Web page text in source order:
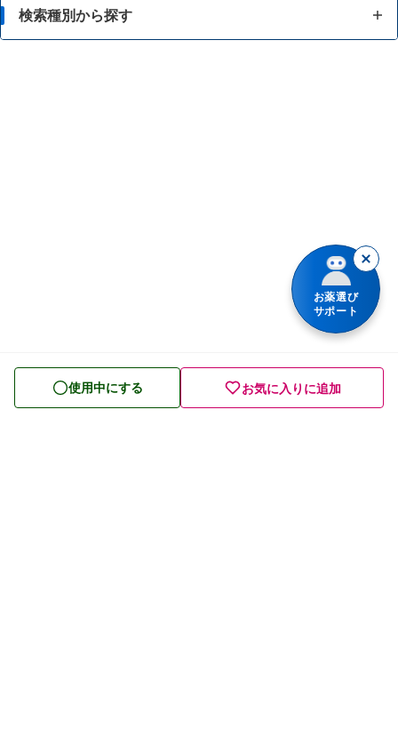
かぜ薬
皮膚薬
検索種別から探す
使用中にする お気に入りに追加
お薬選び
サポート